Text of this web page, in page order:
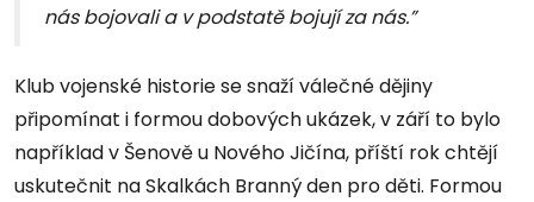
nás bojovali a v podstatě bojují za nás.”
Klub vojenské historie se snaží válečné dějiny
připomínat i formou dobových ukázek, v září to bylo
například v Šenově u Nového Jičína, příští rok chtějí
uskutečnit na Skalkách Branný den pro děti. Formou